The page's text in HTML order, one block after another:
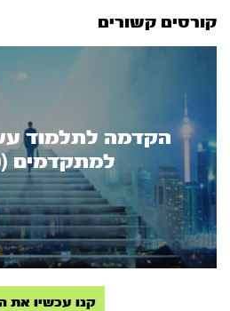
קורסים קשורים
הקדמה לתלמוד
למתקדמים (2020)
קנו עכשיו את